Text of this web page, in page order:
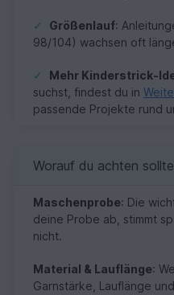
✓ Größenlauf:
98/104) wachsen oft
✓ Mehr Kinderstrick-
suchst, findest du in
passende Projekte rund
Worauf du achten
Maschenprobe: Die
deine Probe ab, stimmt
nicht.
Material & Lauflänge:
Garnstärke, Lauflänge